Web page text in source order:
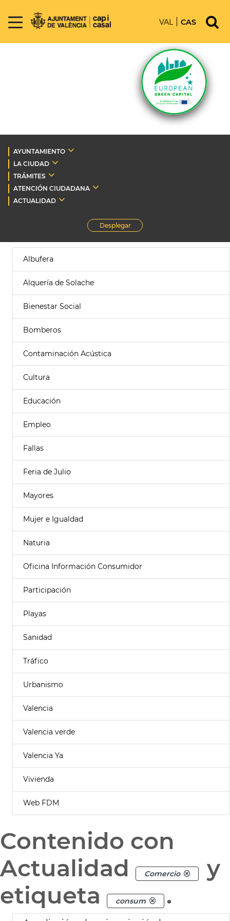
VAL CAS
AYUNTAMIENTO
LA CIUDAD
TRÁMITES
ATENCIÓN CIUDADANA
ACTUALIDAD
Desplegar
Albufera
Alquería de Solache
Bienestar Social
Bomberos
Contaminación Acústica
Cultura
Educación
Empleo
Fallas
Feria de Julio
Mayores
Mujer e Igualdad
Naturia
Oficina Información Consumidor
Participación
Playas
Sanidad
Tráfico
Urbanismo
Valencia
Valencia verde
Valencia Ya
Vivienda
Web FDM
Contenido con
Actualidad
Comercio
y
etiqueta
consum .